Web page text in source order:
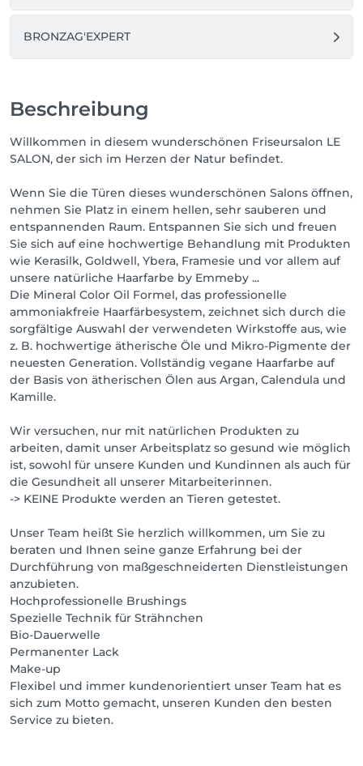
BRONZAG'EXPERT
Beschreibung
Willkommen in diesem wunderschönen Friseursalon LE
SALON, der sich im Herzen der Natur befindet.
Wenn Sie die Türen dieses wunderschönen Salons öffnen,
nehmen Sie Platz in einem hellen, sehr sauberen und
entspannenden Raum. Entspannen Sie sich und freuen
Sie sich auf eine hochwertige Behandlung mit Produkten
wie Kerasilk, Goldwell, Ybera, Framesie und vor allem auf
unsere natürliche Haarfarbe by Emmeby ...
Die Mineral Color Oil Formel, das professionelle
ammoniakfreie Haarfärbesystem, zeichnet sich durch die
sorgfältige Auswahl der verwendeten Wirkstoffe aus, wie
z. B. hochwertige ätherische Öle und Mikro-Pigmente der
neuesten Generation. Vollständig vegane Haarfarbe auf
der Basis von ätherischen Ölen aus Argan, Calendula und
Kamille.
Wir versuchen, nur mit natürlichen Produkten zu
arbeiten, damit unser Arbeitsplatz so gesund wie möglich
ist, sowohl für unsere Kunden und Kundinnen als auch für
die Gesundheit all unserer Mitarbeiterinnen.
-> KEINE Produkte werden an Tieren getestet.
Unser Team heißt Sie herzlich willkommen, um Sie zu
beraten und Ihnen seine ganze Erfahrung bei der
Durchführung von maßgeschneiderten Dienstleistungen
anzubieten.
Hochprofessionelle Brushings
Spezielle Technik für Strähnchen
Bio-Dauerwelle
Permanenter Lack
Make-up
Flexibel und immer kundenorientiert unser Team hat es
sich zum Motto gemacht, unseren Kunden den besten
Service zu bieten.